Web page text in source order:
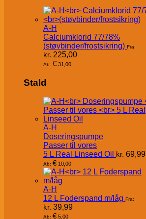
A-H
Calciumklorid 77/78%
(støvbinder/frostsikring) Fra:
kr. 225,00
Ab: € 31,00
Stald
A-H
Doseringspumpe
Passer til vores
5 L Real Linseed Oil kr. 69,99
Ab: € 10,00
A-H
12 L Foderspand m/låg Fra:
kr. 39,99
Ab: € 5,00